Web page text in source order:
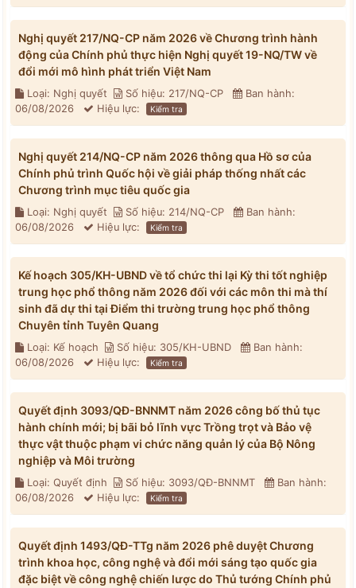
Nghị quyết 217/NQ-CP năm 2026 về Chương trình hành
động của Chính phủ thực hiện Nghị quyết 19-NQ/TW về
đổi mới mô hình phát triển Việt Nam
Loại: Nghị quyết Số hiệu: 217/NQ-CP
Ban hành:
06/08/2026
Hiệu lực: Kiểm tra
Nghị quyết 214/NQ-CP năm 2026 thông qua Hồ sơ của
Chính phủ trình Quốc hội về giải pháp thống nhất các
Chương trình mục tiêu quốc gia
Loại: Nghị quyết Số hiệu: 214/NQ-CP
Ban hành:
06/08/2026
Hiệu lực: Kiểm tra
Kế hoạch 305/KH-UBND về tổ chức thi lại Kỳ thi tốt nghiệp
trung học phổ thông năm 2026 đối với các môn thi mà thí
sinh đã dự thi tại Điểm thi trường trung học phổ thông
Chuyên tỉnh Tuyên Quang
Loại: Kế hoạch Số hiệu: 305/KH-UBND
Ban hành:
06/08/2026
Hiệu lực: Kiểm tra
Quyết định 3093/QĐ-BNNMT năm 2026 công bố thủ tục
hành chính mới; bị bãi bỏ lĩnh vực Trồng trọt và Bảo vệ
thực vật thuộc phạm vi chức năng quản lý của Bộ Nông
nghiệp và Môi trường
Loại: Quyết định Số hiệu: 3093/QĐ-BNNMT
Ban hành:
06/08/2026
Hiệu lực: Kiểm tra
Quyết định 1493/QĐ-TTg năm 2026 phê duyệt Chương
trình khoa học, công nghệ và đổi mới sáng tạo quốc gia
đặc biệt về công nghệ chiến lược do Thủ tướng Chính phủ